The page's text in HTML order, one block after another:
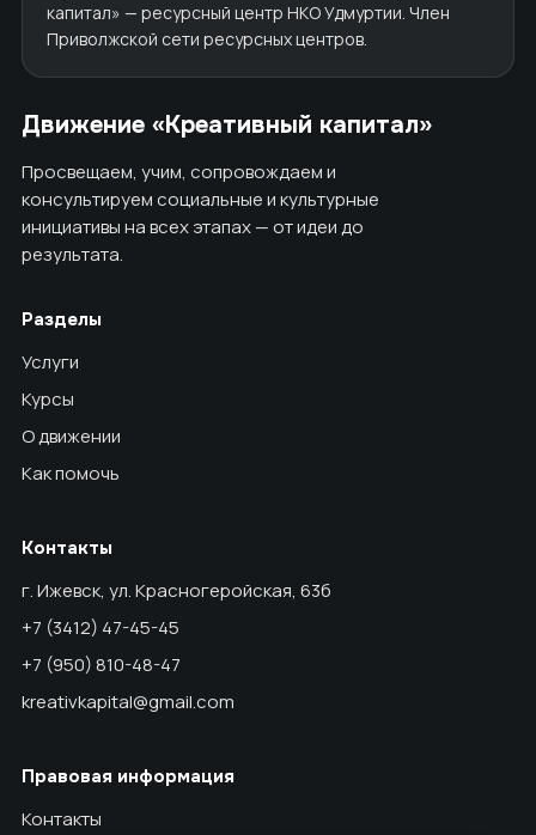
капитал» — ресурсный центр НКО Удмуртии. Член
Приволжской сети ресурсных центров.
Движение «Креативный капитал»
Просвещаем, учим, сопровождаем и
консультируем социальные и культурные
инициативы на всех этапах — от идеи до
результата.
Разделы
Услуги
Курсы
О движении
Как помочь
Контакты
г. Ижевск, ул. Красногеройская, 63б
+7 (3412) 47-45-45
+7 (950) 810-48-47
kreativkapital@gmail.com
Правовая информация
Контакты